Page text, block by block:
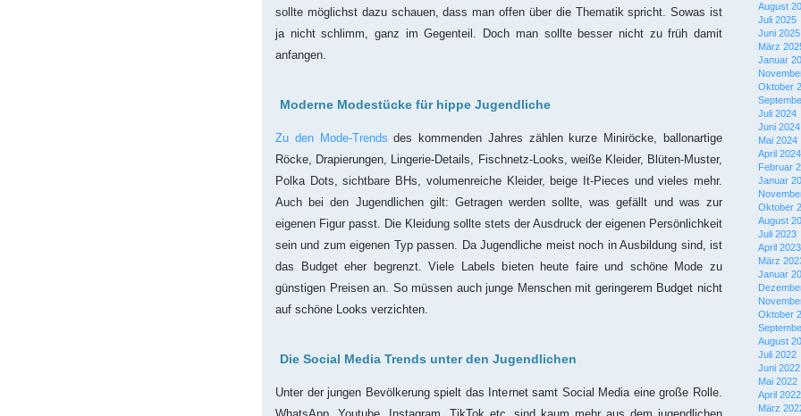
sollte möglichst dazu schauen, dass man offen über die Thematik spricht. Sowas ist
ja nicht schlimm, ganz im Gegenteil. Doch man sollte besser nicht zu früh damit
anfangen.
Moderne Modestücke für hippe Jugendliche
Zu den Mode-Trends des kommenden Jahres zählen kurze Miniröcke, ballonartige
Röcke, Drapierungen, Lingerie-Details, Fischnetz-Looks, weiße Kleider, Blüten-Muster,
Polka Dots, sichtbare BHs, volumenreiche Kleider, beige It-Pieces und vieles mehr.
Auch bei den Jugendlichen gilt: Getragen werden sollte, was gefällt und was zur
eigenen Figur passt. Die Kleidung sollte stets der Ausdruck der eigenen Persönlichkeit
sein und zum eigenen Typ passen. Da Jugendliche meist noch in Ausbildung sind, ist
das Budget eher begrenzt. Viele Labels bieten heute faire und schöne Mode zu
günstigen Preisen an. So müssen auch junge Menschen mit geringerem Budget nicht
auf schöne Looks verzichten.
Die Social Media Trends unter den Jugendlichen
Unter der jungen Bevölkerung spielt das Internet samt Social Media eine große Rolle.
August
Juli 2025
Juni 2025
März
Januar
Oktober
Juli 2024
Juni 2024
Mai 2024
April 2024
Februar
Januar
Oktober
August
Juli 2023
April 2023
März
Januar
Oktober
August
Juli 2022
Juni 2022
Mai 2022
April 2022
März